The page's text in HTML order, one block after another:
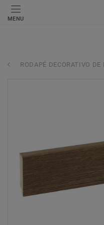
MENU
RODAPÉ DECORATIVO